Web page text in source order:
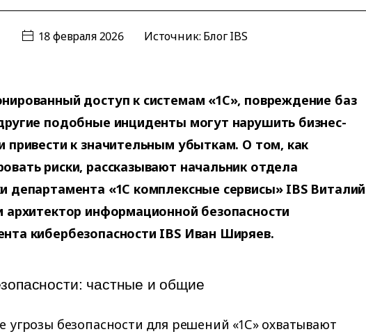
18 февраля 2026 Источник: Блог IBS
доступ к системам «1С», повреждение баз
подобные инциденты могут нарушить бизнес-
привести к значительным убыткам. О том, как
риски, рассказывают начальник отдела
департамента «1С комплексные сервисы» IBS Виталий
архитектор информационной безопасности
кибербезопасности IBS Иван Ширяев.
частные и общие
угрозы безопасности для решений «1С» охватывают